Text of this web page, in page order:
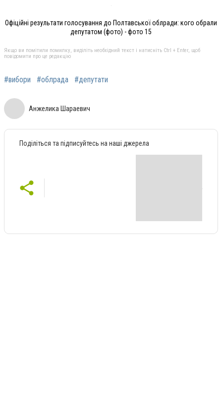
Офіційні результати голосування до Полтавської облради: кого обрали
депутатом (фото) - фото 15
Якщо ви помітили помилку, виділіть необхідний текст і натисніть Ctrl + Enter, щоб
повідомити про це редакцію
#вибори #облрада #депутати
Анжелика Шараевич
Поділіться та підписуйтесь на наші джерела